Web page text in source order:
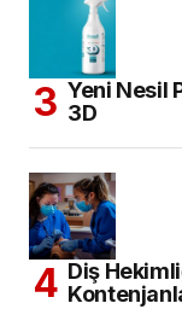
Yeni Nesil
3D
Diş